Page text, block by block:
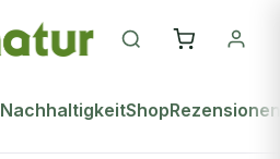
NachhaltigkeitShopRezensionen